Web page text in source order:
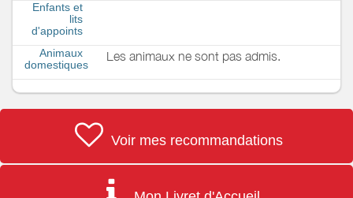
Enfants et
lits
d'appoints
Animaux
domestiques
Les animaux ne sont pas admis.
Voir mes recommandations